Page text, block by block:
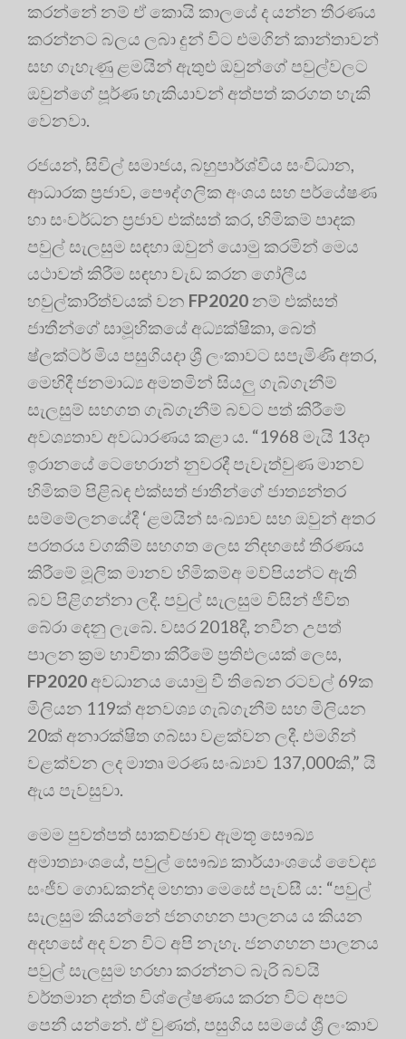
කරන්නේ නම් ඒ කොයි කාලයේ ද යන්න තීරණය
කරන්නට බලය ලබා දුන් විට එමගින් කාන්තාවන්
සහ ගැහැණු ළමයින් ඇතුළු ඔවුන්ගේ පවුල්වලට
ඔවුන්ගේ පූර්ණ හැකියාවන් අත්පත් කරගත හැකි
වෙනවා.
රජයන්, සිවිල් සමාජය, බහුපාර්ශ්වීය සංවිධාන,
ආධාරක ප්‍ර‍ජාව, පෞද්ගලික අංශය සහ පර්යේෂණ
හා සංවර්ධන ප්‍රජාව එක්සත් කර, හිමිකම් පාදක
පවුල් සැලසුම සඳහා ඔවුන් යොමු කරමින් මෙය
යථාවත් කිරීම සඳහා වැඩ කරන ගෝලීය
හවුල්කාරිත්වයක් වන FP2020නම් එක්සත්
ජාතීන්ගේ සාමූහිකයේ අධ්‍යක්ෂිකා, බෙත්
ෂ්ලක්ටර් මිය පසුගියදා ශ්‍රී ලංකාවට සපැමිණි අතර,
මෙහිදී ජනමාධ්‍ය අමතමින් සියලු ගැබ්ගැනීම්
සැලසුම් සහගත ගැබ්ගැනීම් බවට පත් කිරීමේ
අවශ්‍යතාව අවධාරණය කළා ය. “1968 මැයි 13දා
ඉරානයේ ටෙහෙරාන් නුවරදී පැවැත්වුණ මානව
හිමිකම් පිළිබඳ එක්සත් ජාතීන්ගේ ජාත්‍යන්තර
සම්මේලනයේදී ‘ළමයින් සංඛ්‍යාව සහ ඔවුන් අතර
පරතරය වගකීම් සහගත ලෙස නිදහසේ තීරණය
කිරීමේ මූලික මානව හිමිකම්අ මව්පියන්ට ඇති
බව පිළිගන්නා ලදී. පවුල් සැලසුම විසින් ජීවිත
බේරා දෙනු ලැබේ. වසර 2018දී, නවීන උපත්
පාලන ක්‍ර‍ම භාවිතා කිරීමේ ප්‍ර‍තිඵලයක් ලෙස,
FP2020 අවධානය යොමු වී තිබෙන රටවල් 69ක
මිලියන 119ක් අනවශ්‍ය ගැබ්ගැනීම් සහ මිලියන
20ක් අනාරක්ෂිත ගබ්සා වළක්වන ලදී. එමගින්
වළක්වන ලද මාතෘ මරණ සංඛ්‍යාව 137,000කි,” යි
ඇය පැවසුවා.
මෙම පුවත්පත් සාකච්ඡාව ඇමතූ සෞඛ්‍ය
අමාත්‍යාංශයේ, පවුල් සෞඛ්‍ය කාර්යාංශයේ වෛද්‍ය
සංජීව ගොඩකන්ද මහතා මෙසේ පැවසී ය: “පවුල්
සැලසුම කියන්නේ ජනගහන පාලනය ය කියන
අදහසේ අද වන විට අපි නැහැ. ජනගහන පාලනය
පවුල් සැලසුම හරහා කරන්නට බැරි බවයි
වර්තමාන දත්ත විශ්ලේෂණය කරන විට අපට
පෙනී යන්නේ. ඒ වුණත්, පසුගිය සමයේ ශ්‍රී ලංකාව